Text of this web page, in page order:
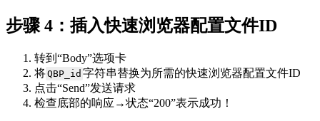
步骤 4：插入快速浏览器配置文件ID
转到“Body”选项卡
将QBP_id 字符串替换为所需的快速浏览器配置文件ID
点击“Send”发送请求
检查底部的响应→状态“200”表示成功！